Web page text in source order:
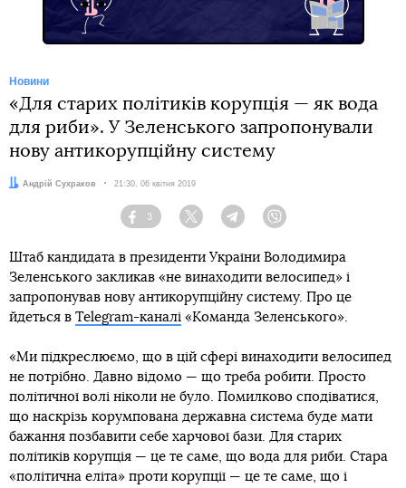
Новини
«Для старих політиків корупція — як вода
для риби». У Зеленського запропонували
нову антикорупційну систему
Автор:
Андрій Сухраков Дата:
21:30, 06 квітня 2019
Facebook
3
Twitter TelegramViber
Штаб кандидата в президенти України Володимира
Зеленського закликав «не винаходити велосипед» і
запропонував нову антикорупційну систему. Про це
йдеться в Telegram-каналі «Команда Зеленського».
«Ми підкреслюємо, що в цій сфері винаходити велосипед
не потрібно. Давно відомо — що треба робити. Просто
політичної волі ніколи не було. Помилково сподіватися,
що наскрізь корумпована державна система буде мати
бажання позбавити себе харчової бази. Для старих
політиків корупція — це те саме, що вода для риби. Стара
«політична еліта» проти корупції — це те саме, що і